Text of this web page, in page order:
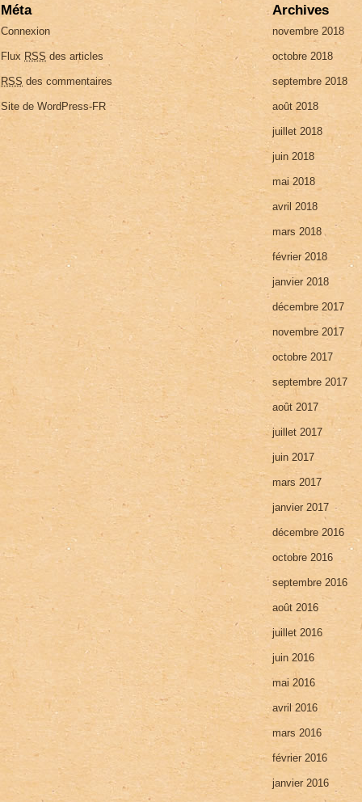
Méta
Connexion
Flux RSS des articles
RSS des commentaires
Site de WordPress-FR
Archives
novembre 2018
octobre 2018
septembre 2018
août 2018
juillet 2018
juin 2018
mai 2018
avril 2018
mars 2018
février 2018
janvier 2018
décembre 2017
novembre 2017
octobre 2017
septembre 2017
août 2017
juillet 2017
juin 2017
mars 2017
janvier 2017
décembre 2016
octobre 2016
septembre 2016
août 2016
juillet 2016
juin 2016
mai 2016
avril 2016
mars 2016
février 2016
janvier 2016